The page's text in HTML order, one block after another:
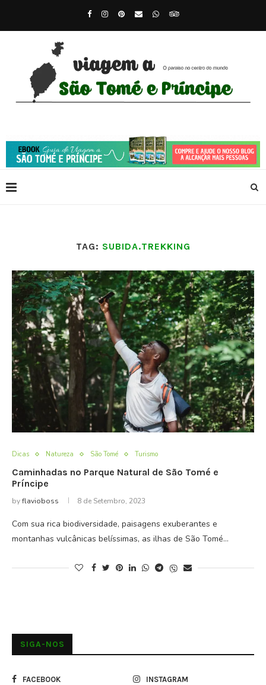
TAG: SUBIDA.TREKKING
Dicas Natureza São Tomé Turismo
Caminhadas no Parque Natural de São Tomé e
Príncipe
byflavioboss 8 de Setembro, 2023
Com sua rica biodiversidade, paisagens exuberantes e
montanhas vulcânicas belíssimas, as ilhas de São Tomé…
SIGA-NOS
FACEBOOK INSTAGRAM